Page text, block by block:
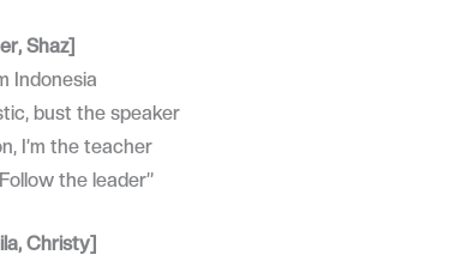
Shaz]
Indonesia
bust the speaker
I’m the teacher
the leader”
Christy]